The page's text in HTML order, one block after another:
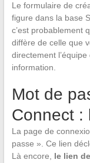
Le formulaire de
figure dans la base
c’est probablement
diffère de celle que
directement
information.
Mot de
Connect :
La page de
passe ». Ce lien
Là encore, le lien